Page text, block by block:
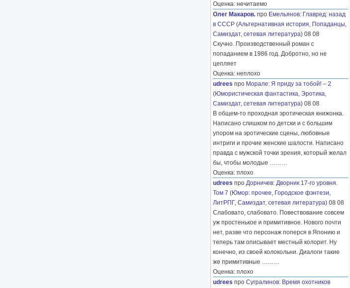
Оценка: нечитаемо
Олег Макаров. про Емельянов: Главред: назад
в СССР (Альтернативная история, Попаданцы,
Самиздат, сетевая литература) 08 08
Скучно. Производственный роман с
попаданием в 1986 год. Добротно, но не
цепляет
Оценка: неплохо
udrees про Морале: Я приду за тобой! – 2
(Юмористическая фантастика, Эротика,
Самиздат, сетевая литература) 08 08
В общем-то проходная эротическая книжонка.
Написано слишком по детски и с большим
упором на эротические сцены, любовные
интриги и прочие женские шалости. Написано
правда с мужской точки зрения, который желал
бы, чтобы молодые ………
Оценка: плохо
udrees про Дорничев: Дворник 17-го уровня.
Том 7 (Юмор: прочее, Городское фэнтези,
ЛитРПГ, Самиздат, сетевая литература) 08 08
Слабовато, слабовато. Повествование совсем
уж простенькое и примитивное. Нового почти
нет, разве что персонаж поперся в Японию и
теперь там описывает местный колорит. Ну
конечно, из своей колокольни. Диалоги такие
же примитивные ………
Оценка: плохо
udrees про Сугралинов: Время охотников